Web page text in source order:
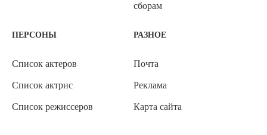
сборам
ПЕРСОНЫ
Список актеров
Список актрис
Список режиссеров
РАЗНОЕ
Почта
Реклама
Карта сайта